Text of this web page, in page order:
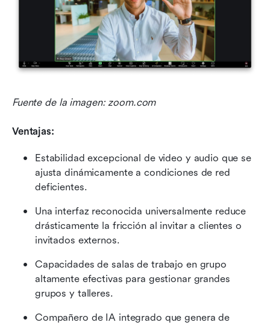
Fuente de la imagen: zoom.com
Ventajas:
Estabilidad excepcional de video y audio que se
ajusta dinámicamente a condiciones de red
deficientes.
Una interfaz reconocida universalmente reduce
drásticamente la fricción al invitar a clientes o
invitados externos.
Capacidades de salas de trabajo en grupo
altamente efectivas para gestionar grandes
grupos y talleres.
Compañero de IA integrado que genera de